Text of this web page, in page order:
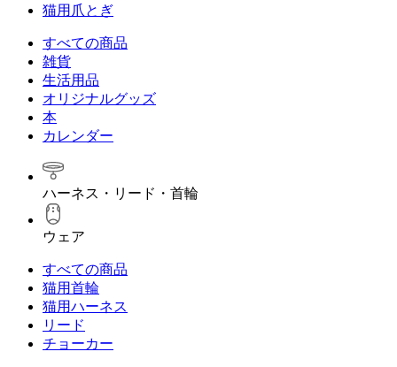
猫用爪とぎ
すべての商品
雑貨
生活用品
オリジナルグッズ
本
カレンダー
ハーネス・リード・首輪
ウェア
すべての商品
猫用首輪
猫用ハーネス
リード
チョーカー